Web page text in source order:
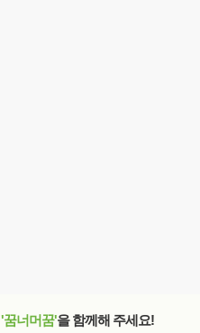
'꿈너머꿈'을 함께해 주세요!